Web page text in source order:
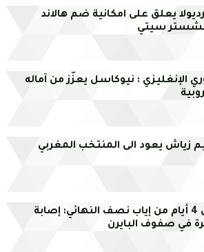
يعلق على امكانية ضم هالاند
سيتي
الإنغليزي : نيوكاسل يعزّز من آماله
زياش يعود الى المنتخب المغربي
قبل 4 أيام من إياب نصف النهائي: إصابة
في صفوف البايرن